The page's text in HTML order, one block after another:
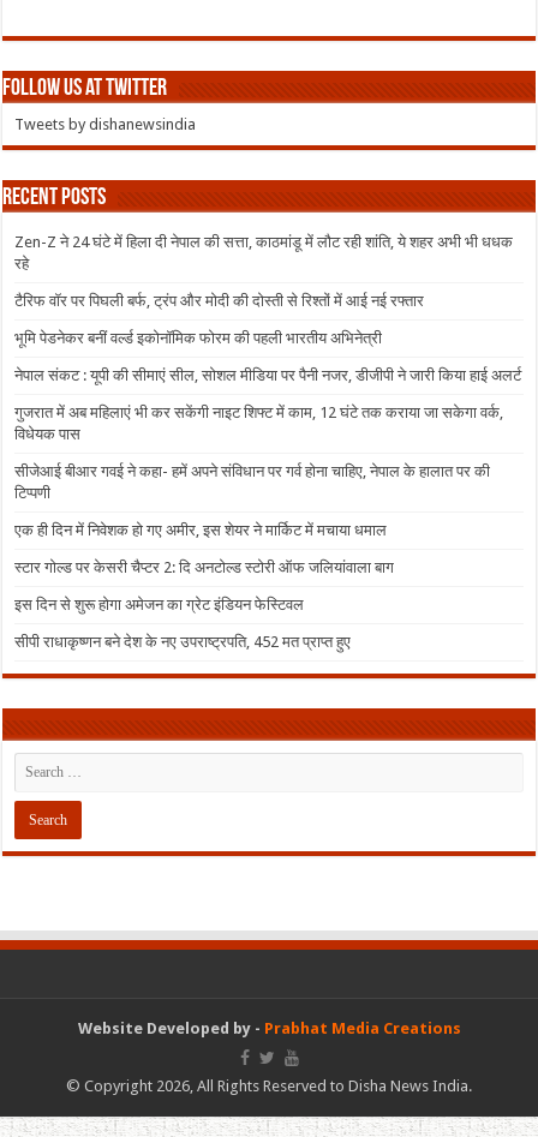
Follow us at Twitter
Tweets by dishanewsindia
Recent Posts
Zen-Z ने 24 घंटे में हिला दी नेपाल की सत्ता, काठमांडू में लौट रही शांति, ये शहर अभी भी धधक
रहे
टैरिफ वॉर पर पिघली बर्फ, ट्रंप और मोदी की दोस्ती से रिश्तों में आई नई रफ्तार
भूमि पेडनेकर बनीं वर्ल्ड इकोनॉमिक फोरम की पहली भारतीय अभिनेत्री
नेपाल संकट : यूपी की सीमाएं सील, सोशल मीडिया पर पैनी नजर, डीजीपी ने जारी किया हाई अलर्ट
गुजरात में अब महिलाएं भी कर सकेंगी नाइट शिफ्ट में काम, 12 घंटे तक कराया जा सकेगा वर्क,
विधेयक पास
सीजेआई बीआर गवई ने कहा- हमें अपने संविधान पर गर्व होना चाहिए, नेपाल के हालात पर की
टिप्पणी
एक ही दिन में निवेशक हो गए अमीर, इस शेयर ने मार्किट में मचाया धमाल
स्टार गोल्ड पर केसरी चैप्टर 2: दि अनटोल्ड स्टोरी ऑफ जलियांवाला बाग
इस दिन से शुरू होगा अमेजन का ग्रेट इंडियन फेस्टिवल
सीपी राधाकृष्णन बने देश के नए उपराष्ट्रपति, 452 मत प्राप्त हुए
Website Developed by - Prabhat Media Creations
© Copyright 2026, All Rights Reserved to Disha News India.